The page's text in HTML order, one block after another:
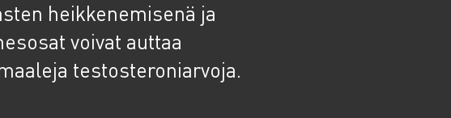
heikkenemisenä ja
voivat auttaa
testosteroniarvoja.